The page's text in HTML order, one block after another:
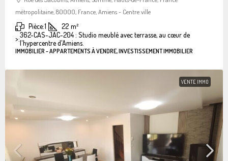
métropolitaine, 80000, France, Amiens - Centre ville
Pièce:1 22 m²
>:362-CAS-JAC-204 : Studio meublé avec terrasse, au cœur de
l'hypercentre d'Amiens.
IMMOBILIER - APPARTEMENTS À VENDRE, INVESTISSEMENT IMMOBILIER
VENTE IMMO